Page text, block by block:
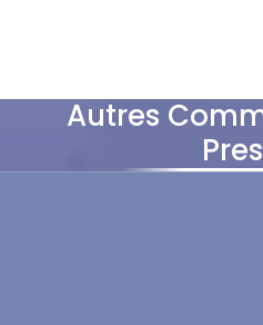
Autres